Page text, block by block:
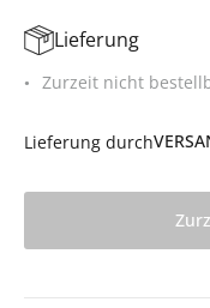
Lieferung
Zurzeit nicht
Lieferung durch